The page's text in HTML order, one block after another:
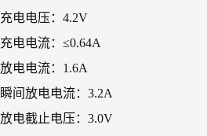
充电电压：4.2V
充电电流：≤0.64A
放电电流：1.6A
瞬间放电电流：3.2A
放电截止电压：3.0V